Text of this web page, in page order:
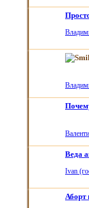
Веда
Ivan
Аборт